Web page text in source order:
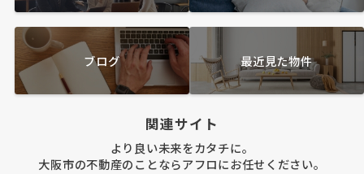
ブログ 最近見た物件
関連サイト
より良い未来をカタチに。
大阪市の不動産のことならアフロにお任せください。